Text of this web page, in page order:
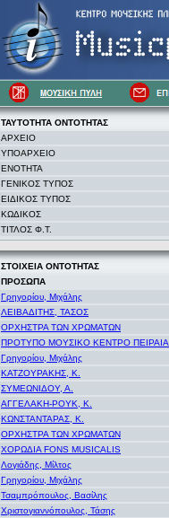
ΤΑΥΤΟΤΗΤΑ ΟΝΤΟΤΗΤΑΣ
ΑΡΧΕΙΟ
ΥΠΟΑΡΧΕΙΟ
ΕΝΟΤΗΤΑ
ΓΕΝΙΚΟΣ ΤΥΠΟΣ
ΕΙΔΙΚΟΣ ΤΥΠΟΣ
ΚΩΔΙΚΟΣ
ΤΙΤΛΟΣ Φ.Τ.
ΣΤΟΙΧΕΙΑ ΟΝΤΟΤΗΤΑΣ
ΠΡΟΣΩΠΑ
Γρηγορίου, Μιχάλης
ΛΕΙΒΑΔΙΤΗΣ, ΤΑΣΟΣ
ΟΡΧΗΣΤΡΑ ΤΩΝ ΧΡΩΜΑΤΩΝ
ΠΡΟΤΥΠΟ ΜΟΥΣΙΚΟ ΚΕΝΤΡΟ ΠΕΙΡΑΙΑ
Γρηγορίου, Μιχάλης
ΚΑΤΖΟΥΡΑΚΗΣ, Κ.
ΣΥΜΕΩΝΙΔΟΥ, Α.
ΑΓΓΕΛΑΚΗ-ΡΟΥΚ, Κ.
ΚΩΝΣΤΑΝΤΑΡΑΣ, Κ.
ΟΡΧΗΣΤΡΑ ΤΩΝ ΧΡΩΜΑΤΩΝ
ΧΟΡΩΔΙΑ FONS MUSICALIS
Λογιάδης, Μίλτος
Γρηγορίου, Μιχάλης
Τσαμπρόπουλος, Βασίλης
Χριστογιαννόπουλος, Τάσης